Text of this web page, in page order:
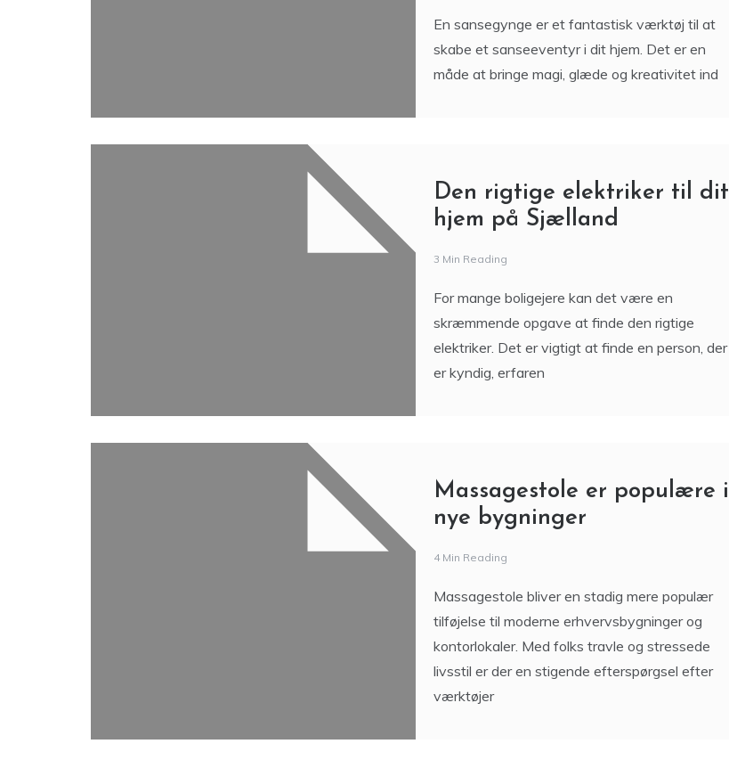
En sansegynge er et fantastisk værktøj til at
skabe et sanseeventyr i dit hjem. Det er en
måde at bringe magi, glæde og kreativitet ind
Den rigtige elektriker til dit
hjem på Sjælland
3 Min Reading
For mange boligejere kan det være en
skræmmende opgave at finde den rigtige
elektriker. Det er vigtigt at finde en person, der
er kyndig, erfaren
Massagestole er populære i
nye bygninger
4 Min Reading
Massagestole bliver en stadig mere populær
tilføjelse til moderne erhvervsbygninger og
kontorlokaler. Med folks travle og stressede
livsstil er der en stigende efterspørgsel efter
værktøjer